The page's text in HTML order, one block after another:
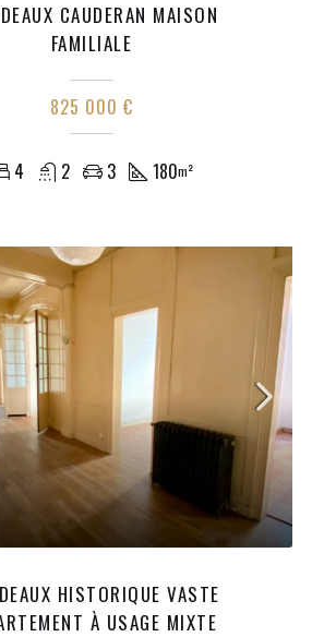
CAUDERAN MAISON
FAMILIALE
825 000 €
4 2 3 180m²
HISTORIQUE VASTE
À USAGE MIXTE